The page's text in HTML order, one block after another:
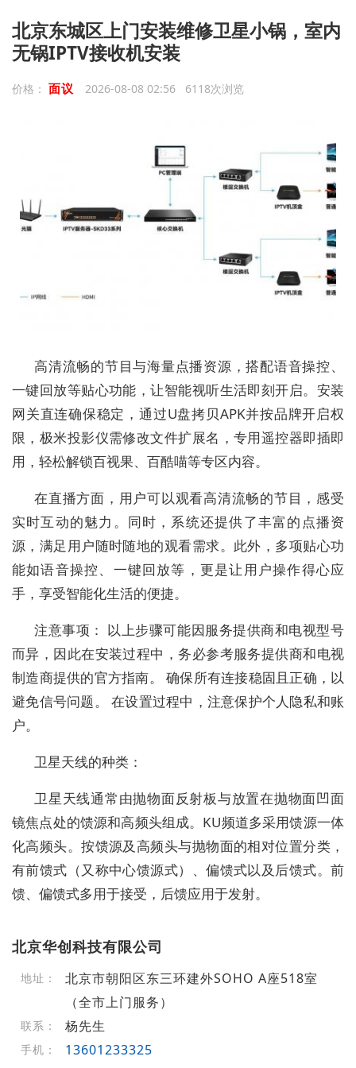
北京东城区上门安装维修卫星小锅，室内
无锅IPTV接收机安装
价格： 面议 2026-08-08 02:56 6118次浏览
高清流畅的节目与海量点播资源，搭配语音操控、
一键回放等贴心功能，让智能视听生活即刻开启。安装
网关直连确保稳定，通过U盘拷贝APK并按品牌开启权
限，极米投影仪需修改文件扩展名，专用遥控器即插即
用，轻松解锁百视果、百酷喵等专区内容。
在直播方面，用户可以观看高清流畅的节目，感受
实时互动的魅力。同时，系统还提供了丰富的点播资
源，满足用户随时随地的观看需求。此外，多项贴心功
能如语音操控、一键回放等，更是让用户操作得心应
手，享受智能化生活的便捷。
注意事项： 以上步骤可能因服务提供商和电视型号
而异，因此在安装过程中，务必参考服务提供商和电视
制造商提供的官方指南。 确保所有连接稳固且正确，以
避免信号问题。 在设置过程中，注意保护个人隐私和账
户。
卫星天线的种类：
卫星天线通常由抛物面反射板与放置在抛物面凹面
镜焦点处的馈源和高频头组成。KU频道多采用馈源一体
化高频头。按馈源及高频头与抛物面的相对位置分类，
有前馈式（又称中心馈源式）、偏馈式以及后馈式。前
馈、偏馈式多用于接受，后馈应用于发射。
北京华创科技有限公司
地址：
北京市朝阳区东三环建外SOHO A座518室
（全市上门服务）
联系： 杨先生
手机： 13601233325